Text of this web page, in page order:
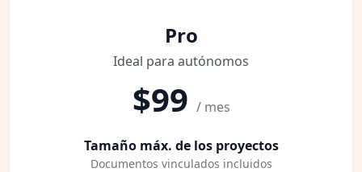
Pro
Ideal para autónomos
$99 / mes
Tamaño máx. de los proyectos
Documentos vinculados incluidos